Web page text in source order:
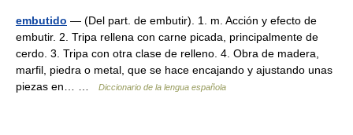
embutido — (Del part. de embutir). 1. m. Acción y efecto de
embutir. 2. Tripa rellena con carne picada, principalmente de
cerdo. 3. Tripa con otra clase de relleno. 4. Obra de madera,
marfil, piedra o metal, que se hace encajando y ajustando unas
piezas en… …
Diccionario de la lengua española